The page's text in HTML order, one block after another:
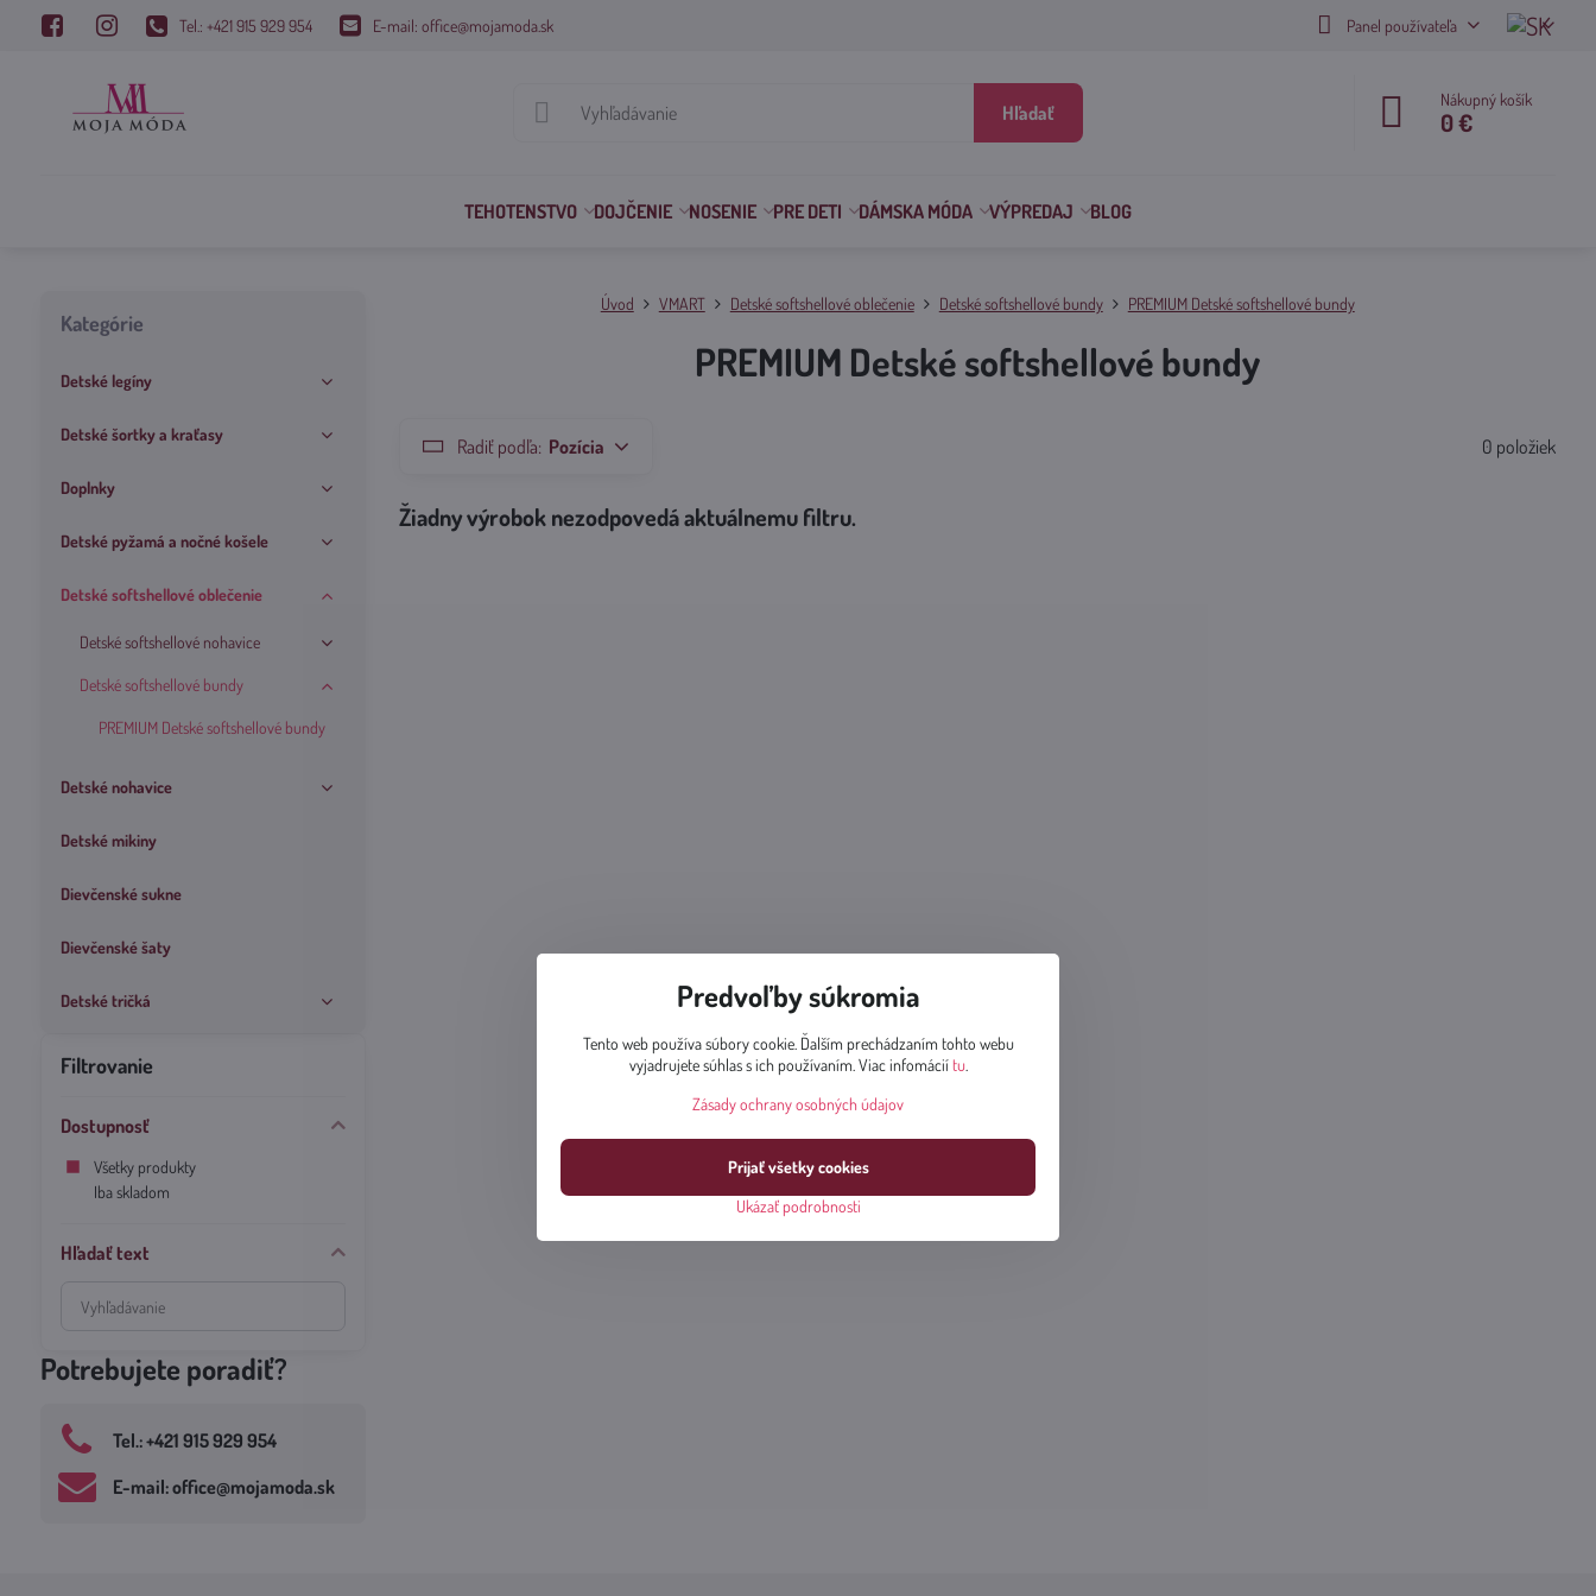
Tel.: +421 915 929 954 E-mail: office@mojamoda.sk Panel používateľa
Hľadať
Nákupný košík
0 €
TEHOTENSTVO DOJČENIE NOSENIE PRE DETI DÁMSKA MÓDA VÝPREDAJ BLOG
Úvod VMART Detské softshellové oblečenie Detské softshellové bundy PREMIUM Detské softshellové bundy
PREMIUM Detské softshellové bundy
Radiť podľa: Pozícia 0 položiek
Filtrovanie
Dostupnosť
Všetky produkty
Iba skladom
Hľadať text
Prehľadať
výsledky
fulltextom
Potrebujete poradiť?
Tel​.: +421 915 929 954
E-mail: office​@mojamoda​.sk
Kategórie
Detské legíny
Detské šortky a kraťasy
Doplnky
Detské pyžamá a nočné košele
Detské softshellové oblečenie
Detské softshellové nohavice
Detské softshellové bundy
PREMIUM Detské softshellové bundy
Detské nohavice
Detské mikiny
Dievčenské sukne
Dievčenské šaty
Detské tričká Predvoľby súkromia
Tento web používa súbory cookie. Ďalším prechádzaním tohto webu
vyjadrujete súhlas s ich používaním. Viac infomáciítu.
Zásady ochrany osobných údajov
Ukázať podrobnosti
Prijať všetky cookies